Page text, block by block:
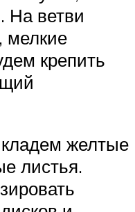
На ветви
мелкие
крепить
желтые
листья.